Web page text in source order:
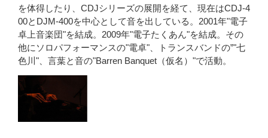
を体得したり、CDJシリーズの展開を経て、現在はCDJ-4
00とDJM-400を中心として音を出している。2001年"電子
卓上音楽団"を結成。2009年"電子たくあん"を結成。その
他にソロパフォーマンスの"電卓"、トランスバンドの”"七
色川"、言葉と音の"Barren Banquet（仮名）"で活動。